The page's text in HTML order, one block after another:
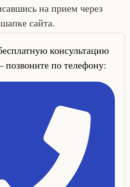
на прием через
сайта.
консультацию
по телефону: